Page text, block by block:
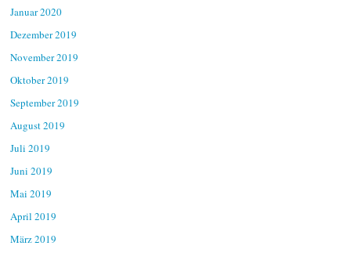
Januar 2020
Dezember 2019
November 2019
Oktober 2019
September 2019
August 2019
Juli 2019
Juni 2019
Mai 2019
April 2019
März 2019